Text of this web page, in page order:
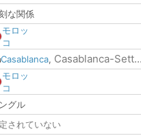
な関係
モロッ
コ
Casablanca, Casablanca-Sett...
モロッ
コ
グル
されていない